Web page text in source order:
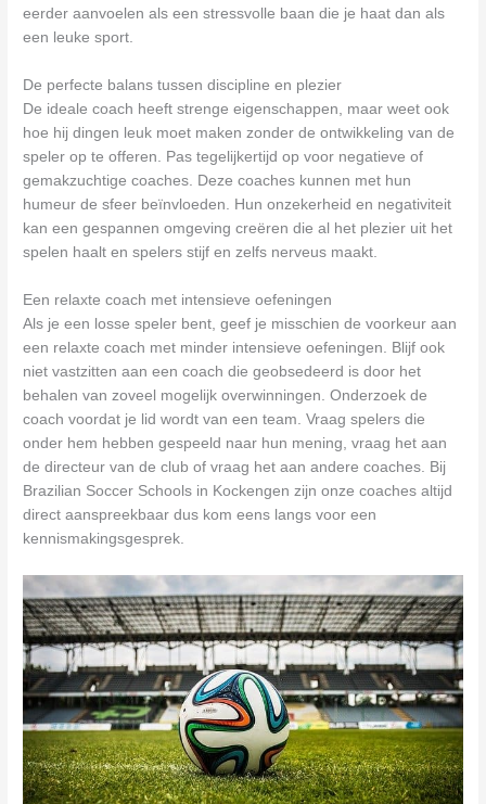
eerder aanvoelen als een stressvolle baan die je haat dan als
een leuke sport.
De perfecte balans tussen discipline en plezier
De ideale coach heeft strenge eigenschappen, maar weet ook
hoe hij dingen leuk moet maken zonder de ontwikkeling van de
speler op te offeren. Pas tegelijkertijd op voor negatieve of
gemakzuchtige coaches. Deze coaches kunnen met hun
humeur de sfeer beïnvloeden. Hun onzekerheid en negativiteit
kan een gespannen omgeving creëren die al het plezier uit het
spelen haalt en spelers stijf en zelfs nerveus maakt.
Een relaxte coach met intensieve oefeningen
Als je een losse speler bent, geef je misschien de voorkeur aan
een relaxte coach met minder intensieve oefeningen. Blijf ook
niet vastzitten aan een coach die geobsedeerd is door het
behalen van zoveel mogelijk overwinningen. Onderzoek de
coach voordat je lid wordt van een team. Vraag spelers die
onder hem hebben gespeeld naar hun mening, vraag het aan
de directeur van de club of vraag het aan andere coaches. Bij
Brazilian Soccer Schools in Kockengen zijn onze coaches altijd
direct aanspreekbaar dus kom eens langs voor een
kennismakingsgesprek.